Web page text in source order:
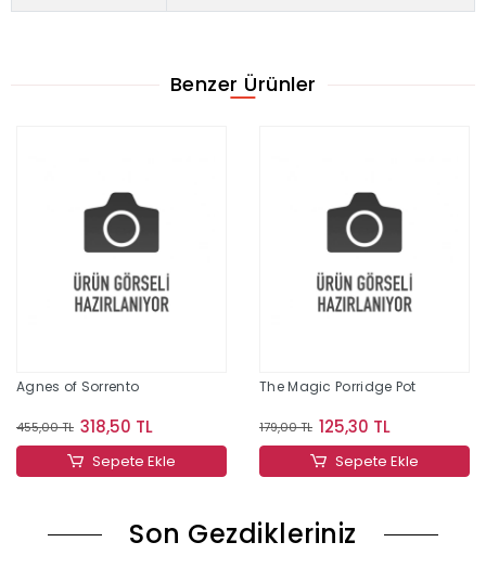
Benzer Ürünler
Agnes of Sorrento
455,00 TL 318,50 TL
Sepete Ekle
The Magic Porridge Pot
179,00 TL 125,30 TL
Sepete Ekle
Son Gezdikleriniz